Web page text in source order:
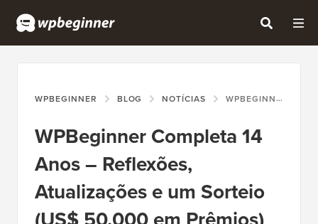
WPBEGINNER BLOG NOTÍCIAS WPBEGINNER COMPLETA 14 ANOS – REFLEXÕES, ATUALIZAÇÕES E UM SORTEIO (US$ 50.000 EM PRÊMIOS)
WPBeginner Completa 14
Anos – Reflexões,
Atualizações e um Sorteio